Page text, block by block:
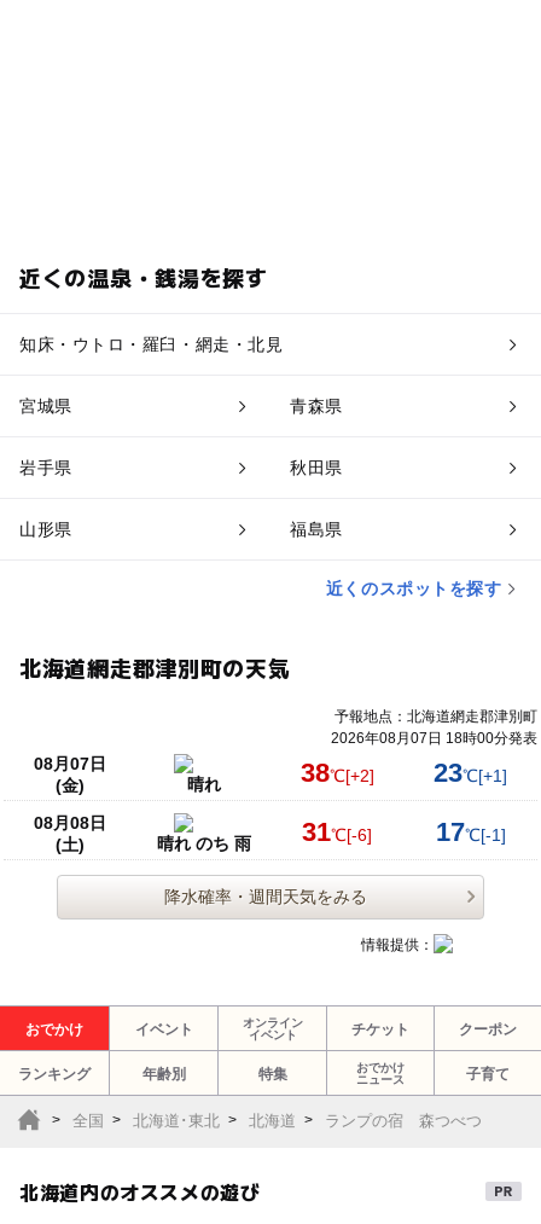
近くの温泉・銭湯を探す
知床・ウトロ・羅臼・網走・北見
宮城県 青森県
岩手県 秋田県
山形県 福島県
近くのスポットを探す
北海道網走郡津別町の天気
予報地点：北海道網走郡津別町
2026年08月07日 18時00分発表
08月07日
(金)
晴れ 38℃[+2] 23℃[+1]
08月08日
(土)
晴れ のち 雨 31℃[-6] 17℃[-1]
降水確率・週間天気をみる
情報提供：
おでかけ イベント
オンライン
イベント
チケット クーポン
ランキング 年齢別 特集
おでかけ
ニュース
子育て
全国 北海道･東北 北海道 ランプの宿 森つべつ
北海道内のオススメの遊び